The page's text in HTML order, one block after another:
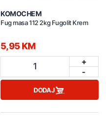
KOMOCHEM
Fug masa 112 2kg Fugolit Krem
5,95 KM
1
+
-
DODAJ